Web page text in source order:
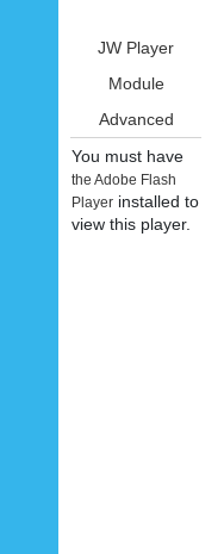
JW Player
Module
Advanced
You must have
the Adobe Flash
Player installed to
view this player.